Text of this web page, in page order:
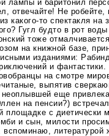
лампы и баритонил
отвечайте! Не робейте,
какого-то спектакля на
Гугл будто в рот
тоже
на книжной базе,
изданиями:
и
на смотре
выпятив
еще
на пенсии?)
площадке с диетически
и сын, милости
литературой